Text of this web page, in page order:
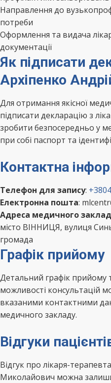
Направлення до
потреби
Оформлення та видача
документації
Як підписати
Архіпенко
Для отримання якісної
підписати декларацію з
зробити безпосередньо у
при собі паспорт та
Контактна
Телефон для запису:
Електронна пошта:
Адреса медичного
місто ВІННИЦЯ, вулиця
громада
Графік прийому
Детальний графік
можливості консультацій
вказаними контактними
медичного закладу.
Відгуки
Відгук про лікаря-
Миколайович можна